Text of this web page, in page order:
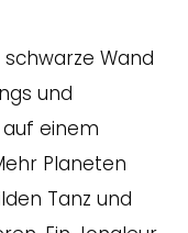
Wand
und
einem
Planeten
Tanz und